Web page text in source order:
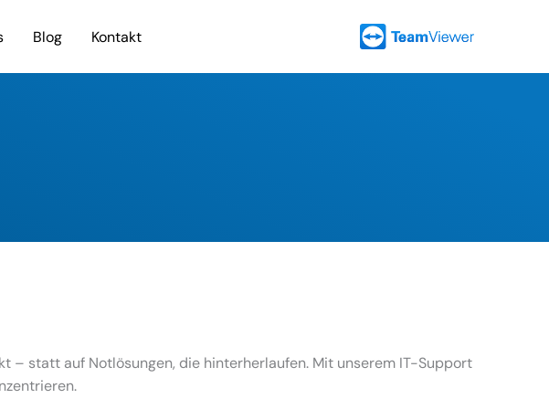
Blog Kontakt
– statt auf Notlösungen, die hinterherlaufen. Mit unserem IT-Support